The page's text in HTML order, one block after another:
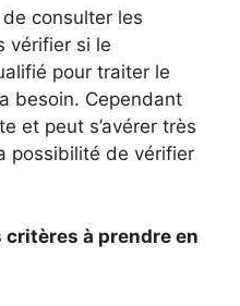
consulter les
vérifier si le
pour traiter le
besoin. Cependant
et peut s’avérer très
possibilité de vérifier
à prendre en